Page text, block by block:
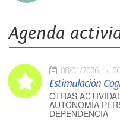
Agenda
08/01/2026
Estimulación
OTRAS
AUTONOMÍA
DEPENDENCIA